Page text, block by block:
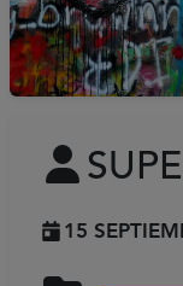
15